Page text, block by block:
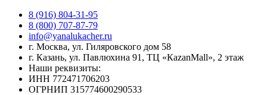
8 (916) 804-31-95
8 (800) 707-87-79
info@yanalukacher.ru
г. Москва, ул. Гиляровского дом 58
г. Казань, ул. Павлюхина 91, ТЦ «КazanMall», 2 этаж
Наши реквизиты:
ИНН 772471706203
ОГРНИП 315774600290533